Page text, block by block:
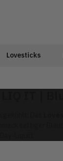
Lovesticks